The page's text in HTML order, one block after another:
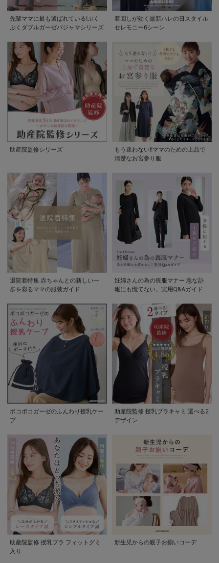
先輩ママに最も選ばれている!ぷく
ぷくダブルガーゼパジャマシリーズ
着回しが効く最新ハレの日スタイル
セレモニー6シーン
助産院監修シリーズ
もう迷わない!!ママのための上品で
清楚なお宮参り服
退院着特集 赤ちゃんとの新しい一
歩を彩るママの服装ガイド
妊婦さんの為の喪服マナー 急な訃
報にも慌てない。実用Q&Aガイド
ポコポコガーゼのふんわり授乳ケー
プ
助産院監修 授乳ブラキャミ 選べる2
デザイン
助産院監修 授乳ブラ フィットグミ
入り
新生児からの親子お揃いコーデ